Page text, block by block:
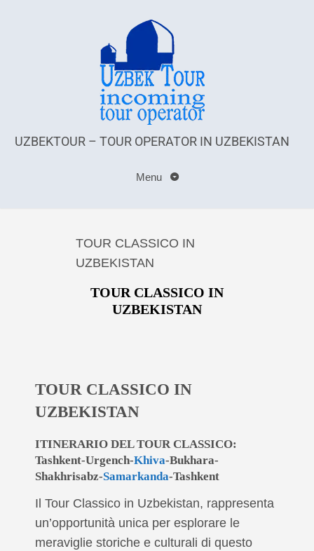
UZBEKTOUR – TOUR OPERATOR IN UZBEKISTAN
Menu
TOUR CLASSICO IN
UZBEKISTAN
TOUR CLASSICO IN
UZBEKISTAN
TOUR CLASSICO IN
UZBEKISTAN
ITINERARIO DEL TOUR CLASSICO:
Tashkent-Urgench-Khiva-Bukhara-
Shakhrisabz-Samarkanda-Tashkent
Il Tour Classico in Uzbekistan, rappresenta
un’opportunità unica per esplorare le
meraviglie storiche e culturali di questo